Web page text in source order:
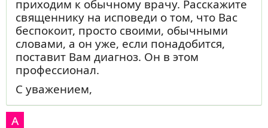
приходим к обычному врачу. Расскажите
священнику на исповеди о том, что Вас
беспокоит, просто своими, обычными
словами, а он уже, если понадобится,
поставит Вам диагноз. Он в этом
профессионал.
С уважением,